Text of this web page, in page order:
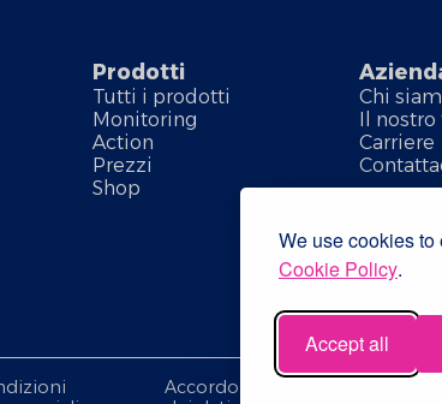
We use cookies
Cookie Policy.
Accept all
Prodotti
Tutti i prodotti
Monitoring
Action
Prezzi
Shop
Chi
Il nostro
Carriere
Accordo sul trattamento